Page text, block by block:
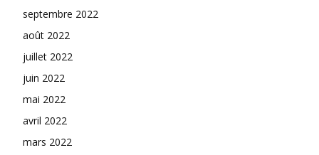
septembre 2022
août 2022
juillet 2022
juin 2022
mai 2022
avril 2022
mars 2022